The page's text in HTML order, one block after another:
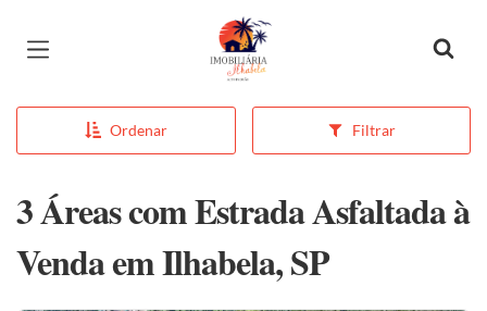
Página inicial
Ordenar Filtrar
3 Áreas com Estrada Asfaltada à
Venda em Ilhabela, SP